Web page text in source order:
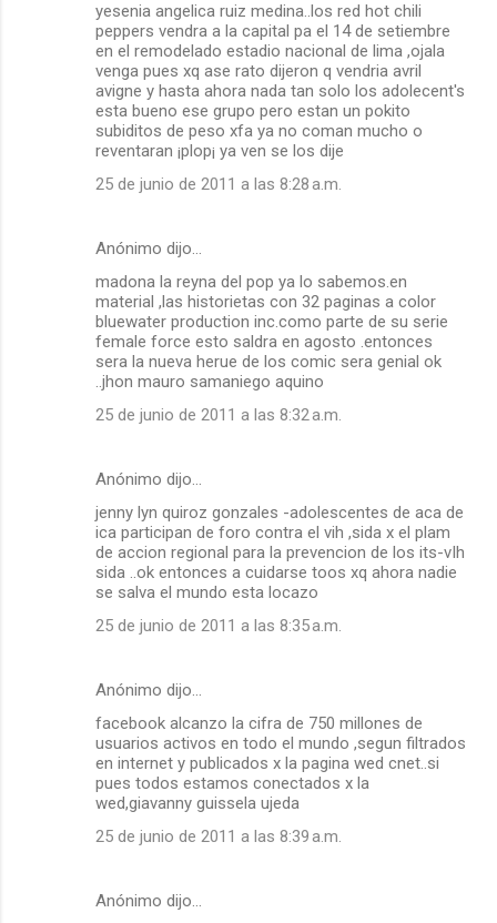
yesenia angelica ruiz medina..los red hot chili
peppers vendra a la capital pa el 14 de setiembre
en el remodelado estadio nacional de lima ,ojala
venga pues xq ase rato dijeron q vendria avril
avigne y hasta ahora nada tan solo los adolecent's
esta bueno ese grupo pero estan un pokito
subiditos de peso xfa ya no coman mucho o
reventaran ¡plop¡ ya ven se los dije
25 de junio de 2011 a las 8:28 a.m.
Anónimo dijo…
madona la reyna del pop ya lo sabemos.en
material ,las historietas con 32 paginas a color
bluewater production inc.como parte de su serie
female force esto saldra en agosto .entonces
sera la nueva herue de los comic sera genial ok
..jhon mauro samaniego aquino
25 de junio de 2011 a las 8:32 a.m.
Anónimo dijo…
jenny lyn quiroz gonzales -adolescentes de aca de
ica participan de foro contra el vih ,sida x el plam
de accion regional para la prevencion de los its-vIh
sida ..ok entonces a cuidarse toos xq ahora nadie
se salva el mundo esta locazo
25 de junio de 2011 a las 8:35 a.m.
Anónimo dijo…
facebook alcanzo la cifra de 750 millones de
usuarios activos en todo el mundo ,segun filtrados
en internet y publicados x la pagina wed cnet..si
pues todos estamos conectados x la
wed,giavanny guissela ujeda
25 de junio de 2011 a las 8:39 a.m.
Anónimo dijo…